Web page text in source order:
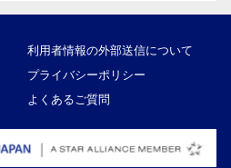
利用者情報の外部送信について
プライバシーポリシー
よくあるご質問